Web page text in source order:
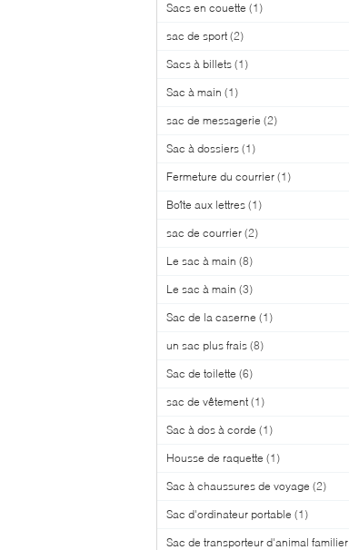
Sacs en couette (1)
sac de sport (2)
Sacs à billets (1)
Sac à main (1)
sac de messagerie (2)
Sac à dossiers (1)
Fermeture du courrier (1)
Boîte aux lettres (1)
sac de courrier (2)
Le sac à main (8)
Le sac à main (3)
Sac de la caserne (1)
un sac plus frais (8)
Sac de toilette (6)
sac de vêtement (1)
Sac à dos à corde (1)
Housse de raquette (1)
Sac à chaussures de voyage (2)
Sac d'ordinateur portable (1)
Sac de transporteur d'animal familier